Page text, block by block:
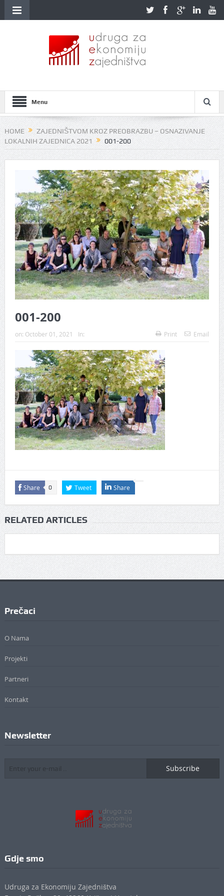
Menu
HOME
ZAJEDNIŠTVOM KROZ PREOBRAZBU – OSNAZIVANJE
LOKALNIH ZAJEDNICA 2021
001-200
001-200
on: October 01, 2021 In: Print Email
Share 0 Tweet Share
RELATED ARTICLES
Prečaci
O Nama
Projekti
Partneri
Kontakt
Newsletter
Subscribe
Gdje smo
Udruga za Ekonomiju Zajedništva